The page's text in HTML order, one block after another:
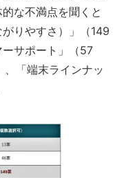
な不満点を聞くと
がりやすさ）」（149
サポート」（57
「端末ラインナッ